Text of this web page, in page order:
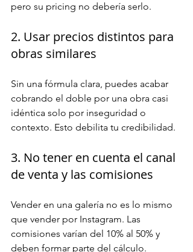
pero su pricing no debería serlo.
2. Usar precios distintos para
obras similares
Sin una fórmula clara, puedes acabar
cobrando el doble por una obra casi
idéntica solo por inseguridad o
contexto. Esto debilita tu credibilidad.
3. No tener en cuenta el canal
de venta y las comisiones
Vender en una galería no es lo mismo
que vender por Instagram. Las
comisiones varían del 10% al 50% y
deben formar parte del cálculo.